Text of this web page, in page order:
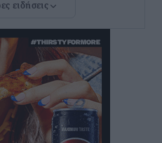
συλλόγων της
να τις αλλάξουν άμεσα
ειδήσεις